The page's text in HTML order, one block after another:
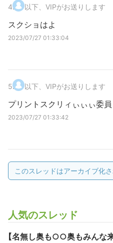
4. 以下、VIPがお送りします
スクショはよ
2023/07/27 01:33:04
5. 以下、VIPがお送りします
プリントスクリィぃぃぃ委員
2023/07/27 01:33:42
このスレッドはアーカイブ化
人気のスレッド
【名無し奥も○○奥もみんな